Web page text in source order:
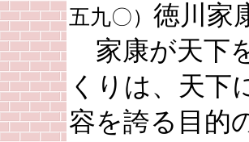
五九〇） 徳川家
家康が天下
くりは、天下
容を誇る目的